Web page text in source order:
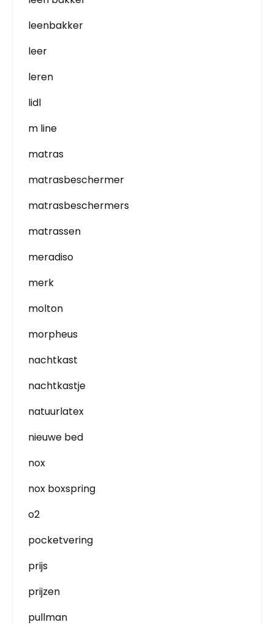
leenbakker
leer
leren
lidl
m line
matras
matrasbeschermer
matrasbeschermers
matrassen
meradiso
merk
molton
morpheus
nachtkast
nachtkastje
natuurlatex
nieuwe bed
nox
nox boxspring
o2
pocketvering
prijs
prijzen
pullman